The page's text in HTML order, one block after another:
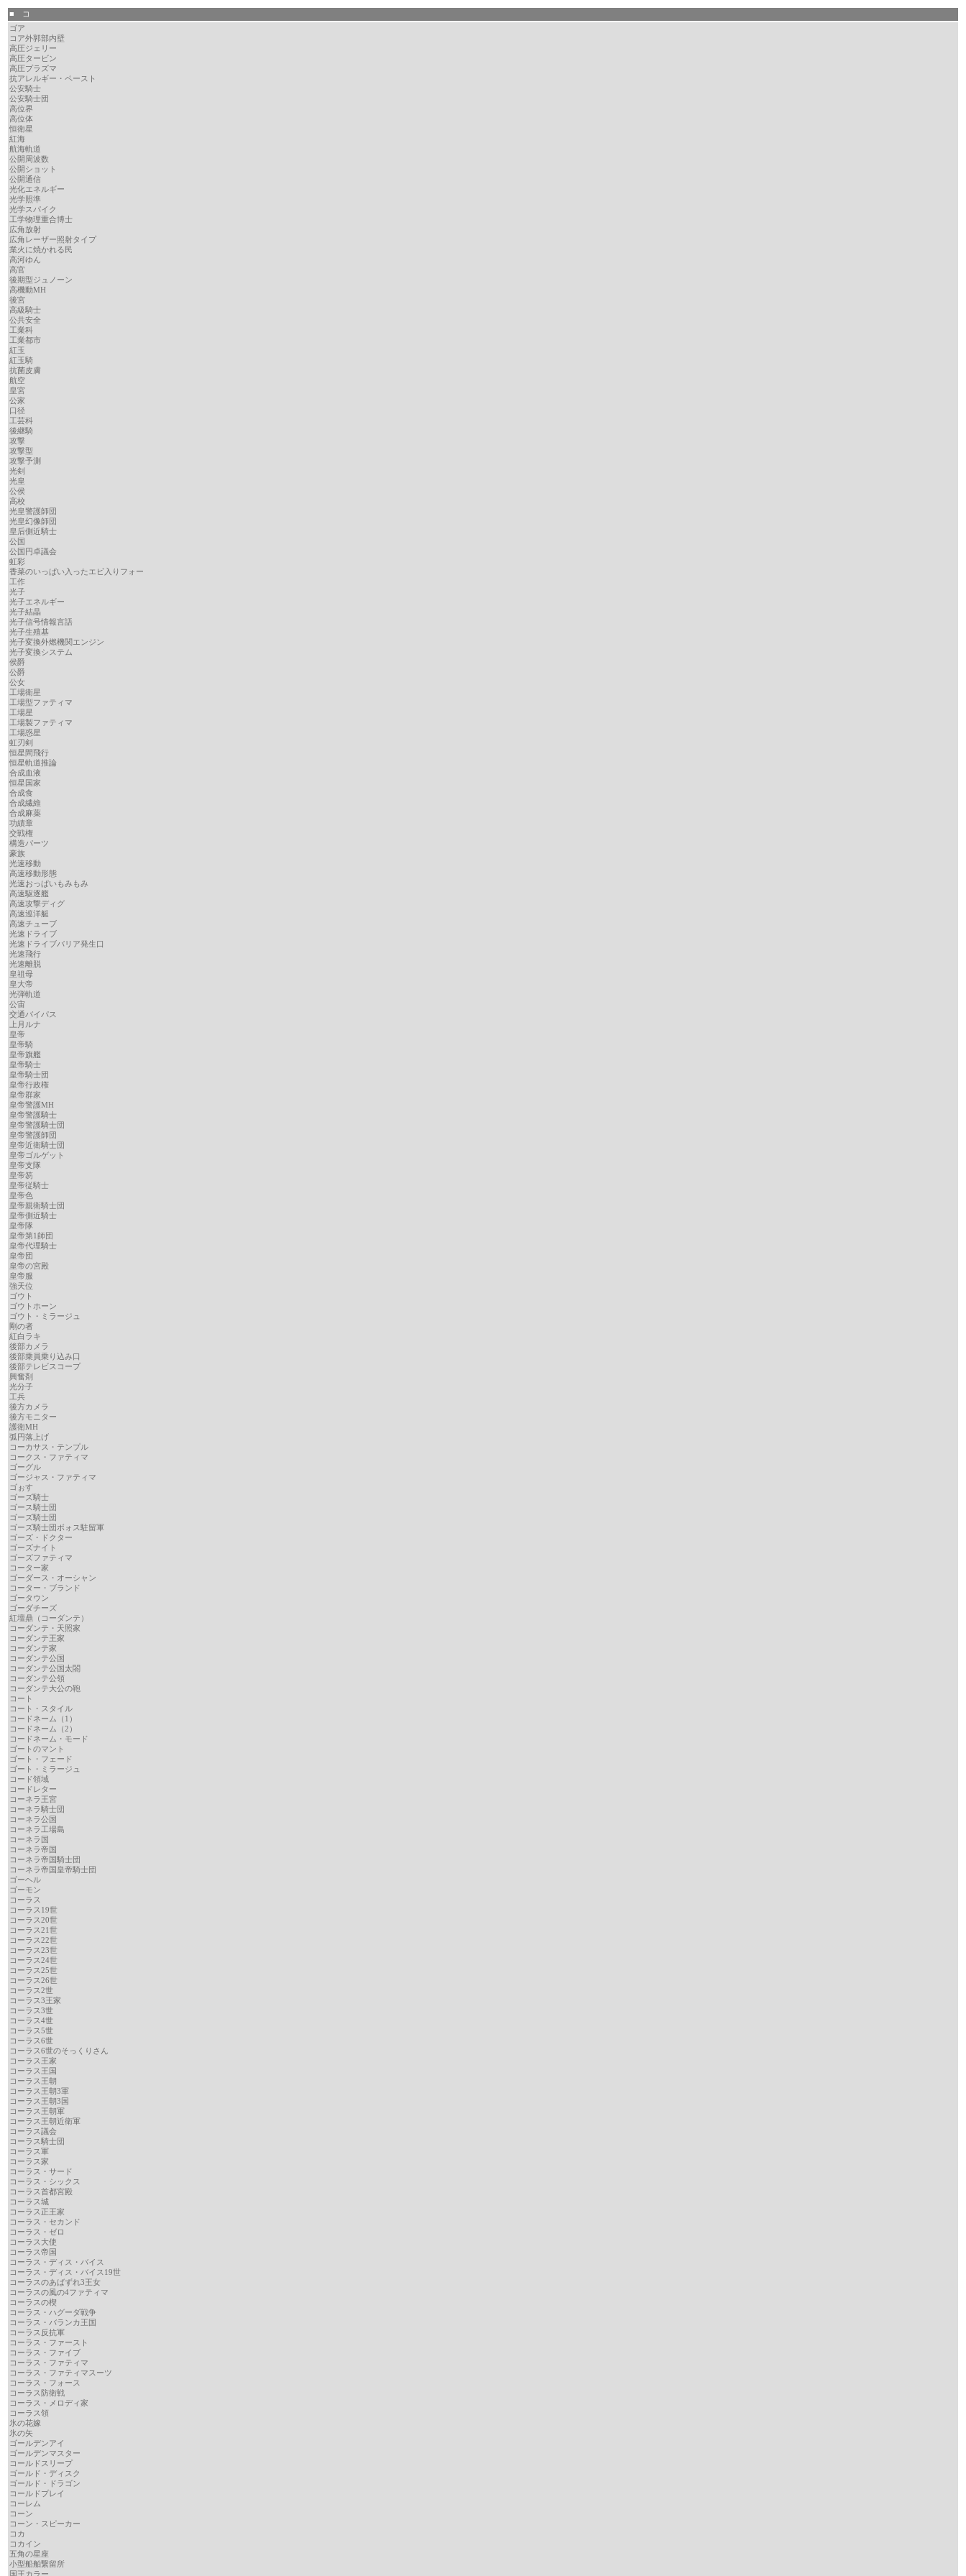
■ コ
ゴア
コア外郭部内壁
高圧ジェリー
高圧タービン
高圧プラズマ
抗アレルギー・ペースト
公安騎士
公安騎士団
高位界
高位体
恒衛星
紅海
航海軌道
公開周波数
公開ショット
公開通信
光化エネルギー
光学照準
光学スパイク
工学物理重合博士
広角放射
広角レーザー照射タイプ
業火に焼かれる民
高河ゆん
高官
後期型ジュノーン
高機動MH
後宮
高級騎士
公共安全
工業科
工業都市
紅玉
紅玉騎
抗菌皮膚
航空
皇宮
公家
口径
工芸科
後継騎
攻撃
攻撃型
攻撃予測
光剣
光皇
公侯
高校
光皇警護師団
光皇幻像師団
皇后側近騎士
公国
公国円卓議会
虹彩
香菜のいっぱい入ったエビ入りフォー
工作
光子
光子エネルギー
光子結晶
光子信号情報言語
光子生殖基
光子変換外燃機関エンジン
光子変換システム
侯爵
公爵
公女
工場衛星
工場型ファティマ
工場星
工場製ファティマ
工場惑星
虹刃剣
恒星間飛行
恒星軌道推論
合成血液
恒星国家
合成食
合成繊維
合成麻薬
功績章
交戦権
構造パーツ
豪族
光速移動
高速移動形態
光速おっぱいもみもみ
高速駆逐艦
高速攻撃ディグ
高速巡洋艇
高速チューブ
光速ドライブ
光速ドライブバリア発生口
光速飛行
光速離脱
皇祖母
皇大帝
光弾軌道
公宙
交通バイパス
上月ルナ
皇帝
皇帝騎
皇帝旗艦
皇帝騎士
皇帝騎士団
皇帝行政権
皇帝群家
皇帝警護MH
皇帝警護騎士
皇帝警護騎士団
皇帝警護師団
皇帝近衛騎士団
皇帝ゴルゲット
皇帝支隊
皇帝笏
皇帝従騎士
皇帝色
皇帝親衛騎士団
皇帝側近騎士
皇帝隊
皇帝第1師団
皇帝代理騎士
皇帝団
皇帝の宮殿
皇帝服
強天位
ゴウト
ゴウトホーン
ゴウト・ミラージュ
剛の者
紅白ラキ
後部カメラ
後部乗員乗り込み口
後部テレビスコープ
興奮剤
光分子
工兵
後方カメラ
後方モニター
護衛MH
弧円落上げ
コーカサス・テンプル
コークス・ファティマ
ゴーグル
ゴージャス・ファティマ
ゴぉす
ゴーズ騎士
ゴース騎士団
ゴーズ騎士団
ゴーズ騎士団ボォス駐留軍
ゴーズ・ドクター
ゴーズナイト
ゴーズファティマ
コーター家
ゴーダース・オーシャン
コーター・ブランド
ゴータウン
ゴーダチーズ
紅壇鼎（コーダンテ）
コーダンテ・天照家
コーダンテ王家
コーダンテ家
コーダンテ公国
コーダンテ公国太閤
コーダンテ公領
コーダンテ大公の鞄
コート
コート・スタイル
コードネーム（1）
コードネーム（2）
コードネーム・モード
ゴートのマント
ゴート・フェード
ゴート・ミラージュ
コード領域
コードレター
コーネラ王宮
コーネラ騎士団
コーネラ公国
コーネラ工場島
コーネラ国
コーネラ帝国
コーネラ帝国騎士団
コーネラ帝国皇帝騎士団
ゴーヘル
ゴーモン
コーラス
コーラス19世
コーラス20世
コーラス21世
コーラス22世
コーラス23世
コーラス24世
コーラス25世
コーラス26世
コーラス2世
コーラス3王家
コーラス3世
コーラス4世
コーラス5世
コーラス6世
コーラス6世のそっくりさん
コーラス王家
コーラス王国
コーラス王朝
コーラス王朝3軍
コーラス王朝3国
コーラス王朝軍
コーラス王朝近衛軍
コーラス議会
コーラス騎士団
コーラス軍
コーラス家
コーラス・サード
コーラス・シックス
コーラス首都宮殿
コーラス城
コーラス正王家
コーラス・セカンド
コーラス・ゼロ
コーラス大使
コーラス帝国
コーラス・ディス・バイス
コーラス・ディス・バイス19世
コーラスのあばずれ3王女
コーラスの風の4ファティマ
コーラスの楔
コーラス・ハグーダ戦争
コーラス・バランカ王国
コーラス反抗軍
コーラス・ファースト
コーラス・ファイブ
コーラス・ファティマ
コーラス・ファティマスーツ
コーラス・フォース
コーラス防衛戦
コーラス・メロディ家
コーラス領
氷の花嫁
氷の矢
ゴールデンアイ
ゴールデンマスター
コールドスリープ
ゴールド・ディスク
ゴールド・ドラゴン
コールドプレイ
コーレム
コーン
コーン・スピーカー
コカ
コカイン
五角の星座
小型船舶繋留所
国王カラー